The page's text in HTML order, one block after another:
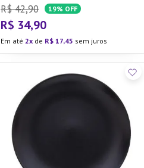
R$ 42,90 19% OFF
R$ 34,90
Em até2 de R$ 17,45 sem juros